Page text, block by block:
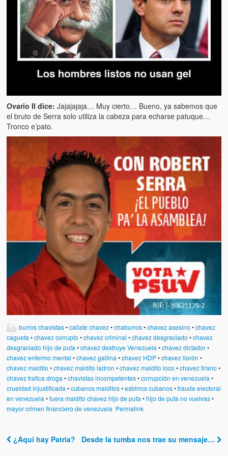
El Tipo y los Rojos en Los Teques (The Jerk and the Reds in
Teques)
Hablé con Chavistas (I spoke with chavistas)
La burla del Chavez “tan amante de los niños” (The mockery of
Los niños de las calles de Venezuela (Children of the streets of
Venezuela)
Luis y El Mono… en armas (Luis and El Mono… armed)
Puente Llaguno, Miraflores… ¿y Lina?
Radio Emisoras y canales de televisión clausurados por el
de Chávez hasta el 2009
Victimas del 11 de abril de 2002
Víctimas del régimen dictatorial de Chávez desde que tomó el
poder hasta el 31 de diciembre de 2009
Víctimas inocentes de la violencia castrista del 4 de Febrero de
1992
¡¡¡Miserable traidor, mira a tu pueblo!!! (Despicable traitor, look
your country!!!)
Fotos
Versos
Cuentos
Videos
Chistes
Ovario II dice: Jajajajaja… Muy cierto… Bueno, ya sabemos que
el bruto de Serra solo utiliza la cabeza para echarse patuque…
Tronco e’pato.
burros chavistas•callate chavez•chaburros•chavez asesino •chavez
cagueta •chavez corrupto •chavez criminal •chavez desgraciado •chavez
desgraciado hijo de puta •chavez destruye Venezuela •chavez dictador•
chavez enfermo mental •chavez gallina •chavez HDP•chavez llorón •
chavez maldito •chavez maldito ladron •chavez maldito loco •chavez tirano •
chavez trafica droga •chavistas incompetentes•corrupción en venezuela •
crueldad injustificada •cubanos malditos•esbirros cubanos•fraude electoral
en venezuela •fuera maldito chavez hijo de puta •hijo de puta no vuelvas•
mayor crimen financiero de venezuela Permalink
Post navigation
¿Aquí hay Patria?
Desde la tumba nos trae su mensaje…